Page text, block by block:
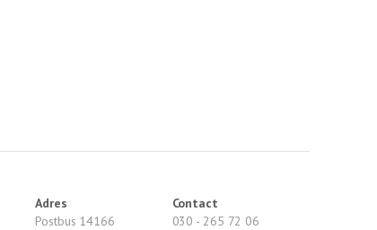
Adres
Postbus 14166
Contact
030 - 265 72 06